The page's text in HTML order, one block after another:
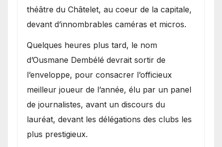
théâtre du Châtelet, au coeur de la capitale,
devant d’innombrables caméras et micros.
Quelques heures plus tard, le nom
d’Ousmane Dembélé devrait sortir de
l’enveloppe, pour consacrer l’officieux
meilleur joueur de l’année, élu par un panel
de journalistes, avant un discours du
lauréat, devant les délégations des clubs les
plus prestigieux.